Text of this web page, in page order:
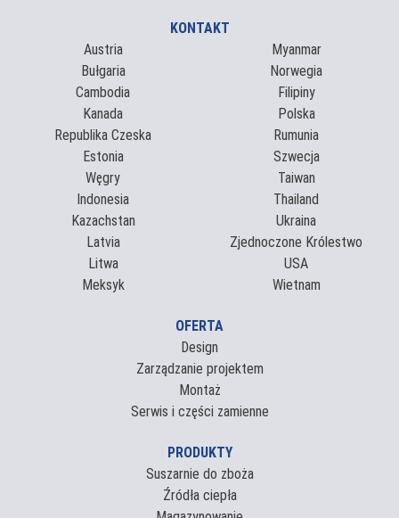
KONTAKT
Austria
Bułgaria
Cambodia
Kanada
Republika Czeska
Estonia
Węgry
Indonesia
Kazachstan
Latvia
Litwa
Meksyk
Myanmar
Norwegia
Filipiny
Polska
Rumunia
Szwecja
Taiwan
Thailand
Ukraina
Zjednoczone Królestwo
USA
Wietnam
OFERTA
Design
Zarządzanie projektem
Montaż
Serwis i części zamienne
PRODUKTY
Suszarnie do zboża
Źródła ciepła